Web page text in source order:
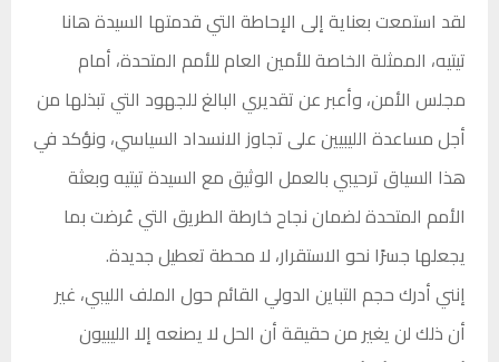
لقد استمعت بعناية إلى الإحاطة التي قدمتها السيدة هانا
تيتيه، الممثلة الخاصة للأمين العام للأمم المتحدة، أمام
مجلس الأمن، وأعبر عن تقديري البالغ للجهود التي تبذلها من
أجل مساعدة الليبيين على تجاوز الانسداد السياسي، ونؤكد في
هذا السياق ترحيبي بالعمل الوثيق مع السيدة تيتيه وبعثة
الأمم المتحدة لضمان نجاح خارطة الطريق التي عُرضت بما
يجعلها جسرًا نحو الاستقرار، لا محطة تعطيل جديدة.
إنني أدرك حجم التباين الدولي القائم حول الملف الليبي، غير
أن ذلك لن يغير من حقيقة أن الحل لا يصنعه إلا الليبيون